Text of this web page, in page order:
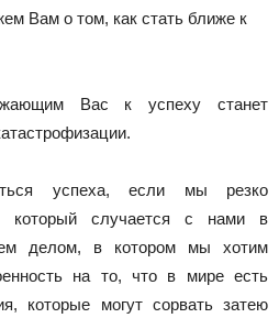
Вам о том, как стать ближе к
Вас к успеху станет
успеха, если мы резко
который случается с нами в
делом, в котором мы хотим
на то, что в мире есть
которые могут сорвать затею